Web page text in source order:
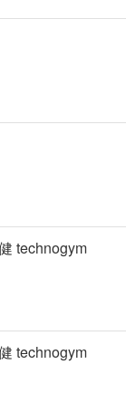
technogym
technogym